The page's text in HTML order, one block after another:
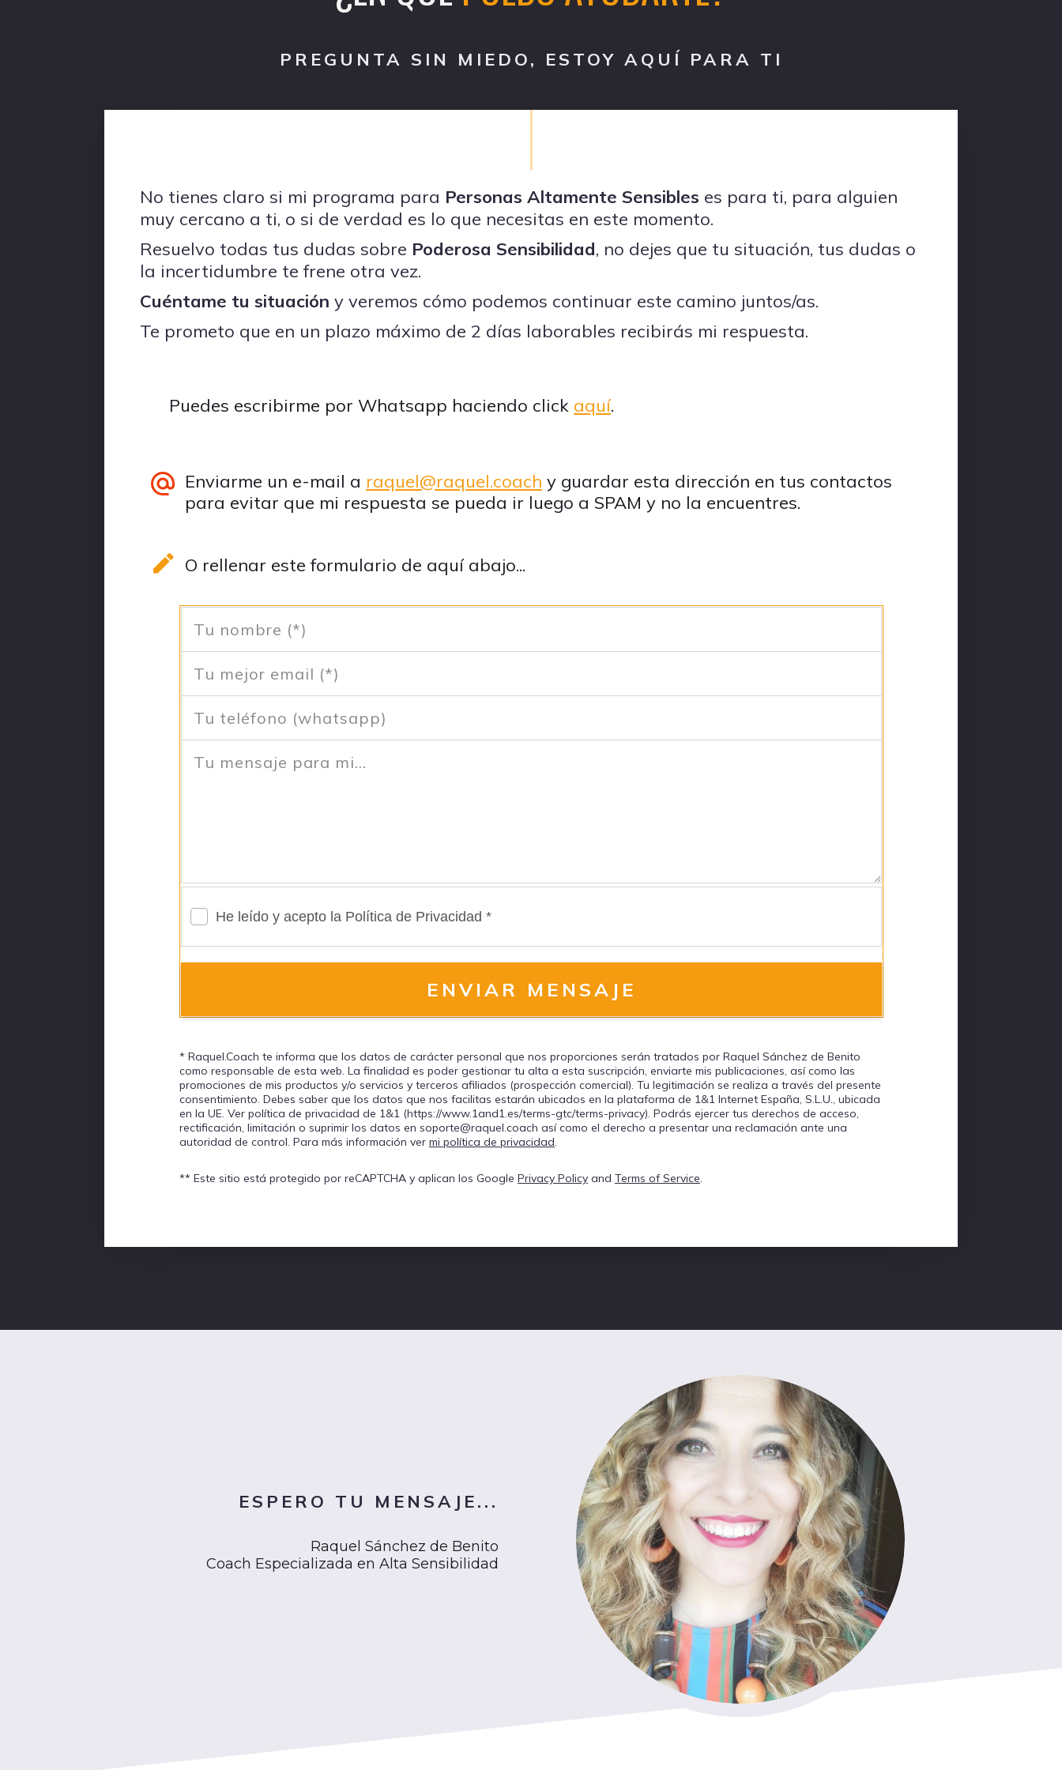
PREGUNTA SIN MIEDO, ESTOY AQUÍ PARA TI
No tienes claro si mi programa para Personas Altamente Sensibles es para ti, para alguien
muy cercano a ti, o si de verdad es lo que necesitas en este momento.
Resuelvo todas tus dudas sobre Poderosa Sensibilidad, no dejes que tu situación, tus dudas o
la incertidumbre te frene otra vez.
Cuéntame tu situación y veremos cómo podemos continuar este camino juntos/as.
Te prometo que en un plazo máximo de 2 días laborables recibirás mi respuesta.
Puedes escribirme por Whatsapp haciendo click aquí.
Enviarme un e-mail a raquel@raquel.coach y guardar esta dirección en tus contactos
para evitar que mi respuesta se pueda ir luego a SPAM y no la encuentres.
O rellenar este formulario de aquí abajo...
He leído y acepto la Política de Privacidad *
ENVIAR MENSAJE
* Raquel.Coach te informa que los datos de carácter personal que nos proporciones serán tratados por Raquel Sánchez de Benito
como responsable de esta web. La finalidad es poder gestionar tu alta a esta suscripción, enviarte mis publicaciones, así como las
promociones de mis productos y/o servicios y terceros afiliados (prospección comercial). Tu legitimación se realiza a través del presente
consentimiento. Debes saber que los datos que nos facilitas estarán ubicados en la plataforma de 1&1 Internet España, S.L.U., ubicada
en la UE. Ver política de privacidad de 1&1 (https://www.1and1.es/terms-gtc/terms-privacy). Podrás ejercer tus derechos de acceso,
rectificación, limitación o suprimir los datos en soporte@raquel.coach así como el derecho a presentar una reclamación ante una
autoridad de control. Para más información ver mi política de privacidad.
** Este sitio está protegido por reCAPTCHA y aplican los Google Privacy Policy and Terms of Service.
ESPERO TU MENSAJE...
Raquel Sánchez de Benito
Coach Especializada en Alta Sensibilidad